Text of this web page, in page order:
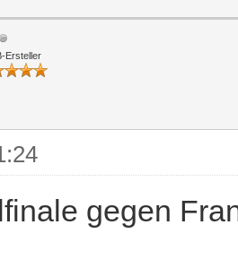
Ersteller
gegen